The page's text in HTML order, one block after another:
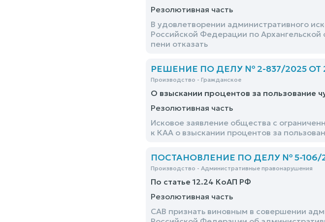
Резолютивная часть
В удовлетворении административного
Российской Федерации по
пени отказать
РЕШЕНИЕ ПО ДЕЛУ № 2-837/2025 ОТ
Производство - Гражданское
О взыскании процентов за пользование
Резолютивная часть
Исковое заявление общества с
к КАА о взыскании процентов за
ПОСТАНОВЛЕНИЕ ПО ДЕЛУ № 5-106/
Производство - Административные правонарушения
По статье 12.24 КоАП РФ
Резолютивная часть
САВ признать виновным в совершении